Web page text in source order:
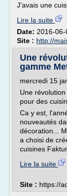
J'avais une
Lire la suite
Date: 2016-
Site : http://
Une
gamme
mercredi 15
Une
pour des
Ca y est,
nouveautés
décoration...
a choisi de
cuisines
Lire la suite
Site : https://